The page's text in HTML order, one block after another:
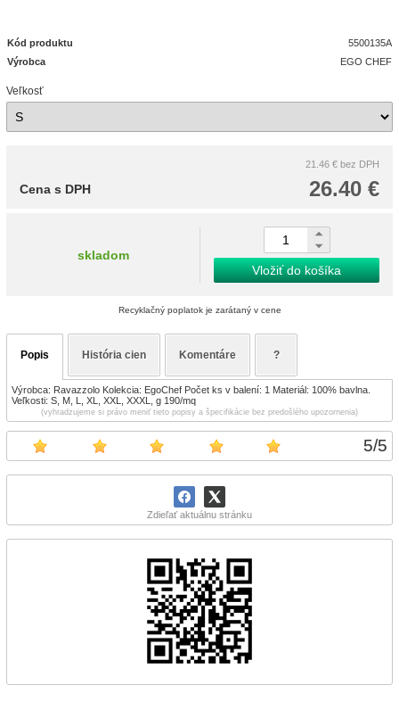
5/5
Zdieľať aktuálnu stránku
Kód produktu
5500135A
Výrobca
EGO CHEF
Veľkosť
21.46 € bez DPH
26.40 €
Cena s DPH
skladom
Vložiť do košíka
Recyklačný poplatok je zarátaný v cene
Popis História cien Komentáre ?
Výrobca: Ravazzolo Kolekcia: EgoChef Počet ks v balení: 1 Materiál: 100% bavlna.
Veľkosti: S, M, L, XL, XXL, XXXL, g 190/mq
(vyhradzujeme si právo meniť tieto popisy a špecifikácie bez predošlého upozornenia)